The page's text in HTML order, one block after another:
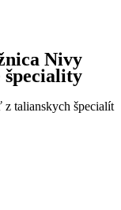
Nivy
špeciality
z talianskych špecialít